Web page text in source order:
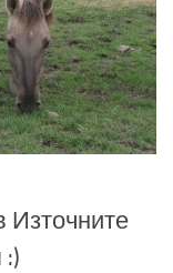
Източните